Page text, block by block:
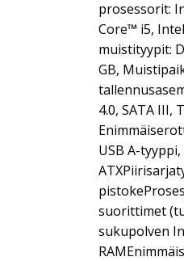
prosessorit:
Core™ i5,
muistityypit:
GB,
4.0, SATA III,
USB A-
suorittimet
sukupolven